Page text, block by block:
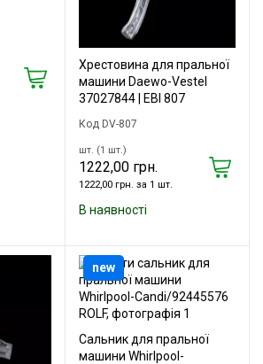
Хрестовина для пральної
машини Daewo-Vestel
37027844 | EBI 807
Код DV-807
шт. (1 шт.)
1222,00 грн.
1222,00 грн. за 1 шт.
В наявності
Сальник для пральної
машини Whirlpool-
new